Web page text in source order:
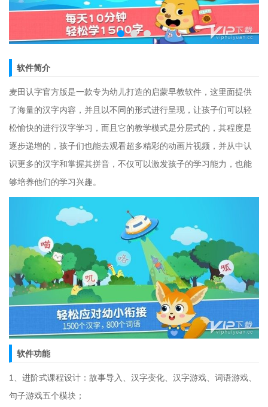
软件简介
麦田认字官方版是一款专为幼儿打造的启蒙早教软件，这里面提供
了海量的汉字内容，并且以不同的形式进行呈现，让孩子们可以轻
松愉快的进行汉字学习，而且它的教学模式是分层式的，其程度是
逐步递增的，孩子们也能去观看超多精彩的动画片视频，并从中认
识更多的汉字和掌握其拼音，不仅可以激发孩子的学习能力，也能
够培养他们的学习兴趣。
软件功能
1、进阶式课程设计：故事导入、汉字变化、汉字游戏、词语游戏、
句子游戏五个模块；